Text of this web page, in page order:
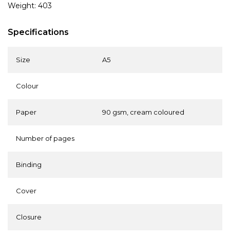
Weight: 403
Specifications
Size A5
Colour
Paper 90 gsm, cream coloured
Number of pages
Binding
Cover
Closure